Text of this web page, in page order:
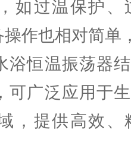
如过温保护
作也相对简单
浴恒温振荡器
可广泛应用于
，提供高效、